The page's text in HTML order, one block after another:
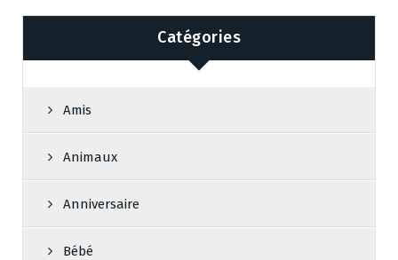
Catégories
Amis
Animaux
Anniversaire
Bébé